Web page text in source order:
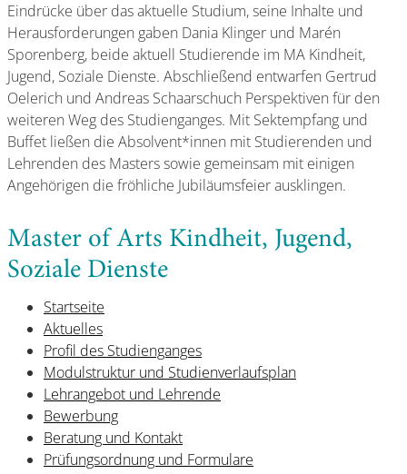
Eindrücke über das aktuelle Studium, seine Inhalte und
Herausforderungen gaben Dania Klinger und Marén
Sporenberg, beide aktuell Studierende im MA Kindheit,
Jugend, Soziale Dienste. Abschließend entwarfen Gertrud
Oelerich und Andreas Schaarschuch Perspektiven für den
weiteren Weg des Studienganges. Mit Sektempfang und
Buffet ließen die Absolvent*innen mit Studierenden und
Lehrenden des Masters sowie gemeinsam mit einigen
Angehörigen die fröhliche Jubiläumsfeier ausklingen.
Master of Arts Kindheit, Jugend,
Soziale Dienste
Startseite
Aktuelles
Profil des Studienganges
Modulstruktur und Studienverlaufsplan
Lehrangebot und Lehrende
Bewerbung
Beratung und Kontakt
Prüfungsordnung und Formulare